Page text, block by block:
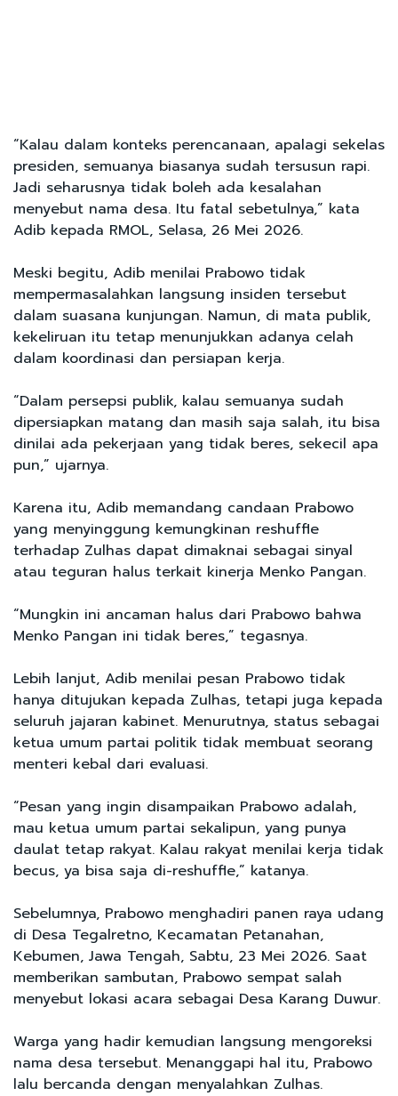
“Kalau dalam konteks perencanaan, apalagi sekelas
presiden, semuanya biasanya sudah tersusun rapi.
Jadi seharusnya tidak boleh ada kesalahan
menyebut nama desa. Itu fatal sebetulnya,” kata
Adib kepada RMOL, Selasa, 26 Mei 2026.
Meski begitu, Adib menilai Prabowo tidak
mempermasalahkan langsung insiden tersebut
dalam suasana kunjungan. Namun, di mata publik,
kekeliruan itu tetap menunjukkan adanya celah
dalam koordinasi dan persiapan kerja.
“Dalam persepsi publik, kalau semuanya sudah
dipersiapkan matang dan masih saja salah, itu bisa
dinilai ada pekerjaan yang tidak beres, sekecil apa
pun,” ujarnya.
Karena itu, Adib memandang candaan Prabowo
yang menyinggung kemungkinan reshuffle
terhadap Zulhas dapat dimaknai sebagai sinyal
atau teguran halus terkait kinerja Menko Pangan.
“Mungkin ini ancaman halus dari Prabowo bahwa
Menko Pangan ini tidak beres,” tegasnya.
Lebih lanjut, Adib menilai pesan Prabowo tidak
hanya ditujukan kepada Zulhas, tetapi juga kepada
seluruh jajaran kabinet. Menurutnya, status sebagai
ketua umum partai politik tidak membuat seorang
menteri kebal dari evaluasi.
“Pesan yang ingin disampaikan Prabowo adalah,
mau ketua umum partai sekalipun, yang punya
daulat tetap rakyat. Kalau rakyat menilai kerja tidak
becus, ya bisa saja di-reshuffle,” katanya.
Sebelumnya, Prabowo menghadiri panen raya udang
di Desa Tegalretno, Kecamatan Petanahan,
Kebumen, Jawa Tengah, Sabtu, 23 Mei 2026. Saat
memberikan sambutan, Prabowo sempat salah
menyebut lokasi acara sebagai Desa Karang Duwur.
Warga yang hadir kemudian langsung mengoreksi
nama desa tersebut. Menanggapi hal itu, Prabowo
lalu bercanda dengan menyalahkan Zulhas.